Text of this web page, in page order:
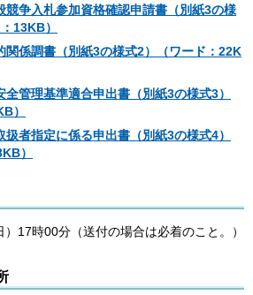
競争入札参加資格確認申請書（別紙3の様
13KB）
関係調書（別紙3の様式2）（ワード：22K
全管理基準適合申出書（別紙3の様式3）
）
扱者指定に係る申出書（別紙3の様式4）
）
17時00分（送付の場合は必着のこと。）